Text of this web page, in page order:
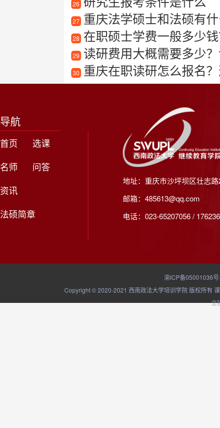
26
27 重庆法学硕士和法硕有
28 在职硕士学费一般多少
29 读研费用大概需要多少
30 重庆在职读研怎么报名
导航
首页
选课
名师
问答
资讯
法硕简章
地址：重庆市沙坪坝区壮志
邮箱：485613@qq.com
电话：023-65207056 /
渝ICP备05001036
Copyright © 2020-2021 西南政法大学培训学院 版权所有
立